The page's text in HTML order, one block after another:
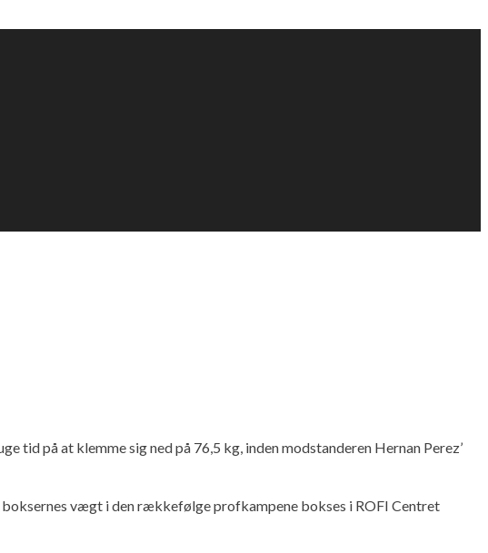
tid på at klemme sig ned på 76,5 kg, inden modstanderen Hernan Perez’
vægt i den rækkefølge profkampene bokses i ROFI Centret